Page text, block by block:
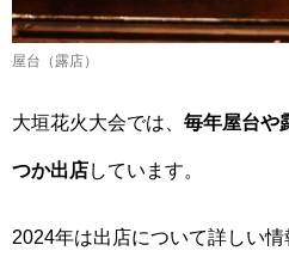
屋台（露店）
大垣花火大会では、 毎年屋台や
つか出店しています。
2024年は出店について詳しい